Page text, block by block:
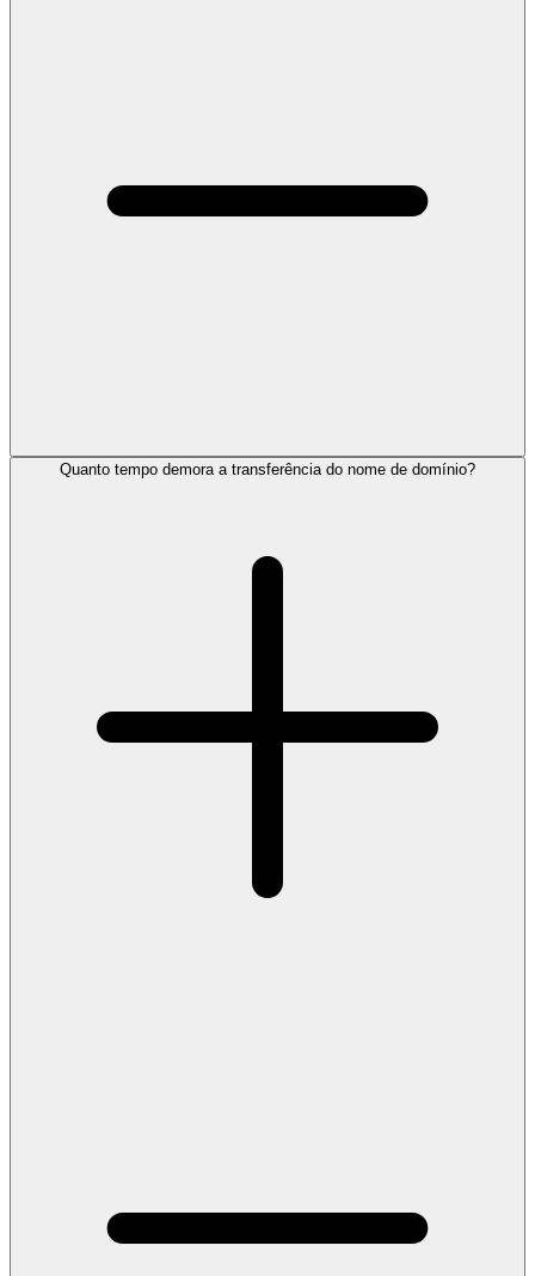
Quanto tempo demora a transferência do nome de domínio?